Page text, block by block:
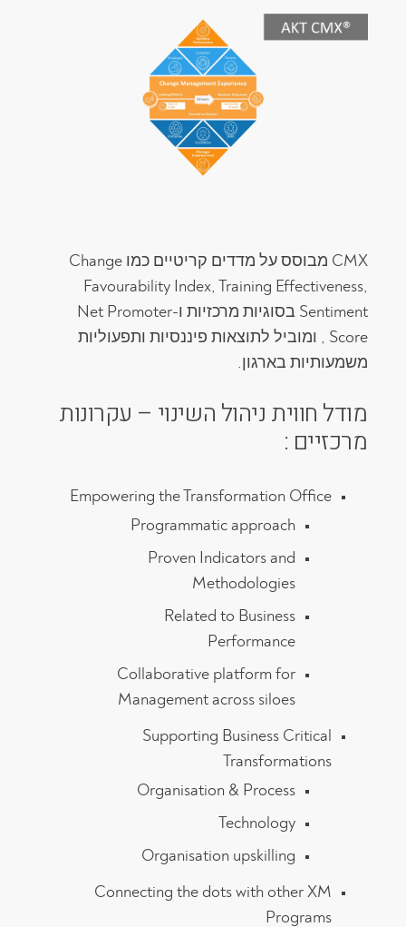
CMX מבוסס על מדדים קריטיים כמו Change
Favourability Index, Training Effectiveness,
Sentiment בסוגיות מרכזיות ו-Net Promoter
Score , ומוביל לתוצאות פיננסיות ותפעוליות
משמעותיות בארגון.
מודל חווית ניהול השינוי – עקרונות
מרכזיים :
Empowering the Transformation Office
Programmatic approach
Proven Indicators and
Methodologies
Related to Business
Performance
Collaborative platform for
Management across siloes
Supporting Business Critical
Transformations
Organisation & Process
Technology
Organisation upskilling
Connecting the dots with other XM
Programs